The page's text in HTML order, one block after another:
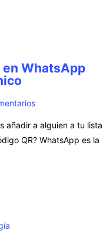
WhatsApp
añadir a alguien a tu lista
QR? WhatsApp es la